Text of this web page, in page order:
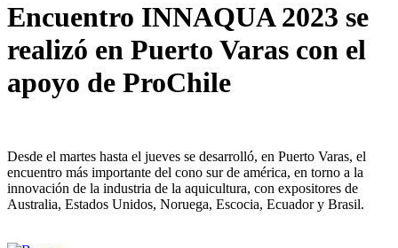
Encuentro INNAQUA 2023 se
realizó en Puerto Varas con el
apoyo de ProChile
Desde el martes hasta el jueves se desarrolló, en Puerto Varas, el
encuentro más importante del cono sur de américa, en torno a la
innovación de la industria de la aquicultura, con expositores de
Australia, Estados Unidos, Noruega, Escocia, Ecuador y Brasil.